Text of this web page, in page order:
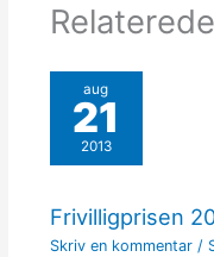
aug
21
2013
Frivilligprisen
Skriv en kommentar /